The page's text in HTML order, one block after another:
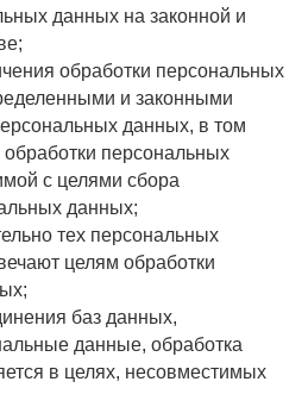
данных на законной и
обработки персональных
и законными
данных, в том
персональных
с целями сбора
данных;
тех персональных
целям обработки
баз данных,
данные, обработка
в целях, несовместимых